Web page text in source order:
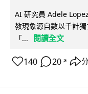
AI 研究員 Adele
教現象源自數以千計
「...
閱讀全文
140 20 ↗